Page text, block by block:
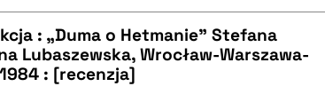
: „Duma o Hetmanie” Stefana
Lubaszewska, Wrocław-Warszawa-
: [recenzja]